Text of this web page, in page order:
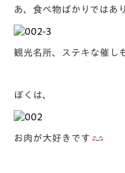
あ、食べ物ばかりではあ
観光名所、ステキな催し
ぼくは、
お肉が大好きです